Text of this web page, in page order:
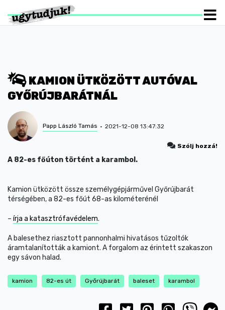
KAMION ÜTKÖZÖTT AUTÓVAL
GYŐRÚJBARÁTNÁL
Papp László Tamás 2021-12-08 13:47:32
Szólj hozzá!
A 82-es főúton történt a karambol.
Kamion ütközött össze személygépjárművel Győrújbarát
térségében, a 82-es főút 68-as kilométerénél
– írja a katasztrófavédelem.
A balesethez riasztott pannonhalmi hivatásos tűzoltók
áramtalanították a kamiont. A forgalom az érintett szakaszon
egy sávon halad.
kamion 82-es út Győrújbarát baleset karambol